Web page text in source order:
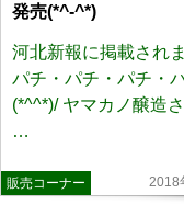
発売(*^-^*)
河北新報に掲載され
パチ・パチ・パチ・
(*^^*)/ ヤマカノ醸造
…
2018
販売コーナー